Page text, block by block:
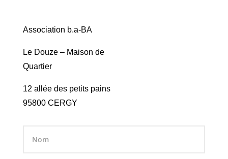
Association b.a-BA
Le Douze – Maison de
Quartier
12 allée des petits pains
95800 CERGY